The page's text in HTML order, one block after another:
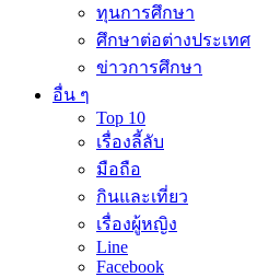
ทุนการศึกษา
ศึกษาต่อต่างประเทศ
ข่าวการศึกษา
อื่น ๆ
Top 10
เรื่องลี้ลับ
มือถือ
กินและเที่ยว
เรื่องผู้หญิง
Line
Facebook